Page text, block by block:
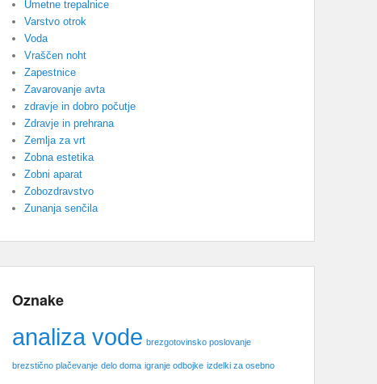
Umetne trepalnice
Varstvo otrok
Voda
Vraščen noht
Zapestnice
Zavarovanje avta
zdravje in dobro počutje
Zdravje in prehrana
Zemlja za vrt
Zobna estetika
Zobni aparat
Zobozdravstvo
Zunanja senčila
Oznake
analiza vode brezgotovinsko poslovanje
brezstično plačevanje delo doma igranje odbojke izdelki za osebno